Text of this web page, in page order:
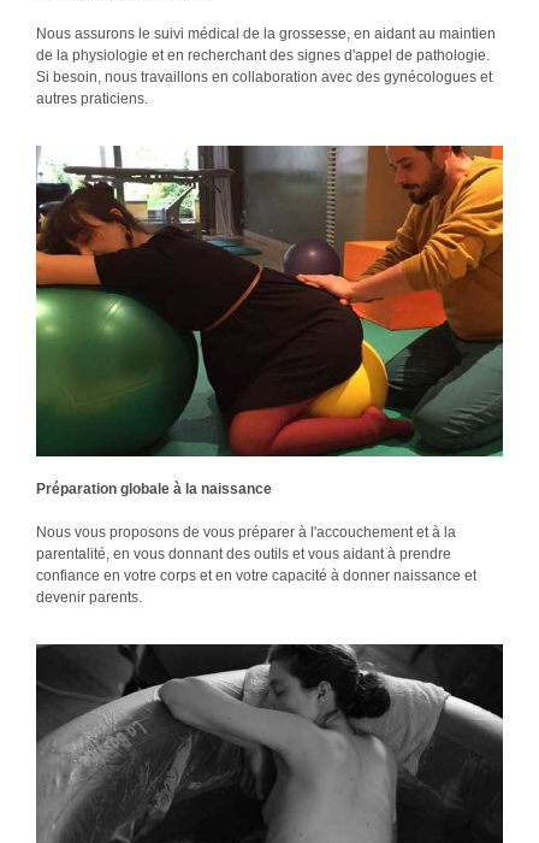
Nous assurons le suivi médical de la grossesse, en aidant au maintien
de la physiologie et en recherchant des signes d'appel de pathologie.
Si besoin, nous travaillons en collaboration avec des gynécologues et
autres praticiens.
Préparation globale à la naissance
Nous vous proposons de vous préparer à l'accouchement et à la
parentalité, en vous donnant des outils et vous aidant à prendre
confiance en votre corps et en votre capacité à donner naissance et
devenir parents.